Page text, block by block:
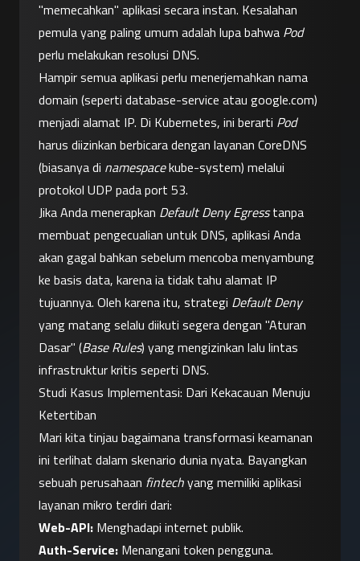
"memecahkan" aplikasi secara instan. Kesalahan
pemula yang paling umum adalah lupa bahwa Pod
perlu melakukan resolusi DNS.
Hampir semua aplikasi perlu menerjemahkan nama
domain (seperti database-service atau google.com)
menjadi alamat IP. Di Kubernetes, ini berarti Pod
harus diizinkan berbicara dengan layanan CoreDNS
(biasanya di namespace kube-system) melalui
protokol UDP pada port 53.
Jika Anda menerapkan Default Deny Egress tanpa
membuat pengecualian untuk DNS, aplikasi Anda
akan gagal bahkan sebelum mencoba menyambung
ke basis data, karena ia tidak tahu alamat IP
tujuannya. Oleh karena itu, strategi Default Deny
yang matang selalu diikuti segera dengan "Aturan
Dasar" (Base Rules) yang mengizinkan lalu lintas
infrastruktur kritis seperti DNS.
Studi Kasus Implementasi: Dari Kekacauan Menuju
Ketertiban
Mari kita tinjau bagaimana transformasi keamanan
ini terlihat dalam skenario dunia nyata. Bayangkan
sebuah perusahaan fintech yang memiliki aplikasi
layanan mikro terdiri dari:
Web-API: Menghadapi internet publik.
Auth-Service: Menangani token pengguna.